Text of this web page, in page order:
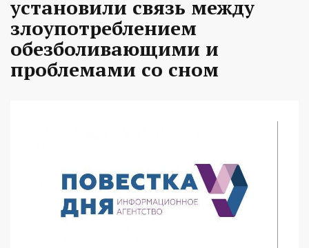
установили связь между
злоупотреблением
обезболивающими и
проблемами со сном